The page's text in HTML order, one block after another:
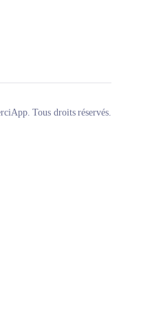
Tous droits réservés.